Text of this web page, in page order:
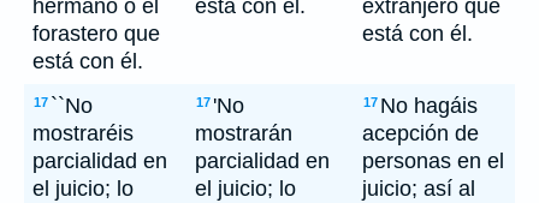
hermano o el
forastero que
está con él.
está con él.
extranjero que
está con él.
17 ``No
mostraréis
parcialidad en
el juicio; lo
17 'No
mostrarán
parcialidad en
el juicio; lo
17 No hagáis
acepción de
personas en el
juicio; así al